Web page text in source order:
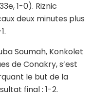
1-0). Riznic
deux minutes plus
Soumah, Konkolet
de Conakry, s’est
le but de la
final : 1-2.